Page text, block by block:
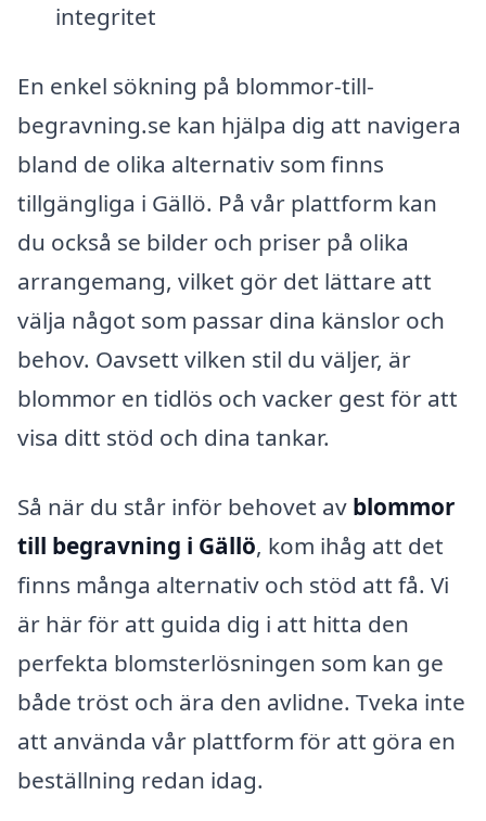
integritet
En enkel sökning på blommor-till-
begravning.se kan hjälpa dig att navigera
bland de olika alternativ som finns
tillgängliga i Gällö. På vår plattform kan
du också se bilder och priser på olika
arrangemang, vilket gör det lättare att
välja något som passar dina känslor och
behov. Oavsett vilken stil du väljer, är
blommor en tidlös och vacker gest för att
visa ditt stöd och dina tankar.
Så när du står inför behovet av blommor
till begravning i Gällö, kom ihåg att det
finns många alternativ och stöd att få. Vi
är här för att guida dig i att hitta den
perfekta blomsterlösningen som kan ge
både tröst och ära den avlidne. Tveka inte
att använda vår plattform för att göra en
beställning redan idag.